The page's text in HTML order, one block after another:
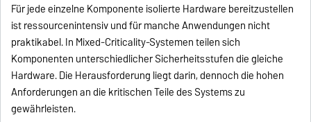
Für jede einzelne Komponente isolierte Hardware bereitzustellen
ist ressourcenintensiv und für manche Anwendungen nicht
praktikabel. In Mixed-Criticality-Systemen teilen sich
Komponenten unterschiedlicher Sicherheitsstufen die gleiche
Hardware. Die Herausforderung liegt darin, dennoch die hohen
Anforderungen an die kritischen Teile des Systems zu
gewährleisten.